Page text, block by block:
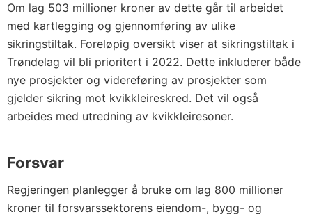
Om lag 503 millioner kroner av dette går til arbeidet
med kartlegging og gjennomføring av ulike
sikringstiltak. Foreløpig oversikt viser at sikringstiltak i
Trøndelag vil bli prioritert i 2022. Dette inkluderer både
nye prosjekter og videreføring av prosjekter som
gjelder sikring mot kvikkleireskred. Det vil også
arbeides med utredning av kvikkleiresoner.
Forsvar
Regjeringen planlegger å bruke om lag 800 millioner
kroner til forsvarssektorens eiendom-, bygg- og